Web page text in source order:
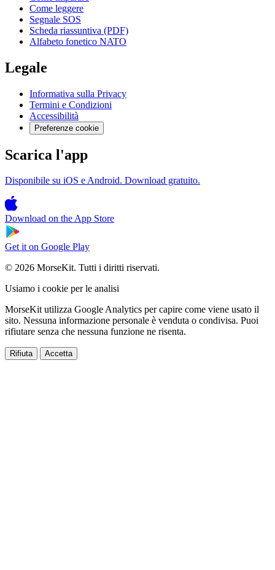
Come leggere
Segnale SOS
Scheda riassuntiva (PDF)
Alfabeto fonetico NATO
Legale
Informativa sulla Privacy
Termini e Condizioni
Accessibilità
Preferenze cookie
Scarica l'app
Disponibile su iOS e Android. Download gratuito.
Download on theApp Store
Get it on Google Play
© 2026 MorseKit. Tutti i diritti riservati.
Usiamo i cookie per le analisi
MorseKit utilizza Google Analytics per capire come viene usato il
sito. Nessuna informazione personale è venduta o condivisa. Puoi
rifiutare senza che nessuna funzione ne risenta.
Rifiuta Accetta